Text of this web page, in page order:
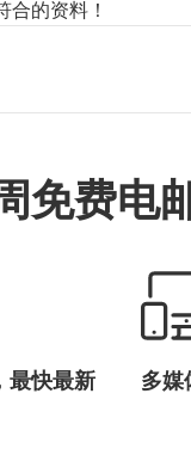
合的资料！
免费电
最快最新 多媒